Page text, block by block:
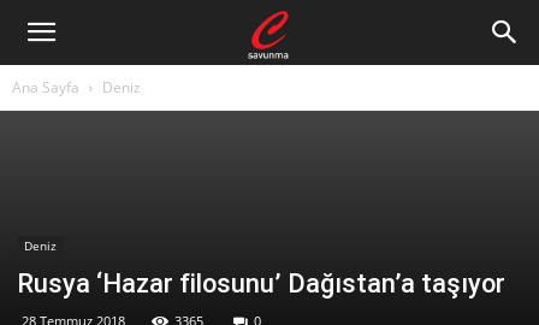
Ana Sayfa Deniz
Deniz
Rusya ‘Hazar filosunu’ Dağıstan’a taşıyor
28 Temmuz 2018 3365 0